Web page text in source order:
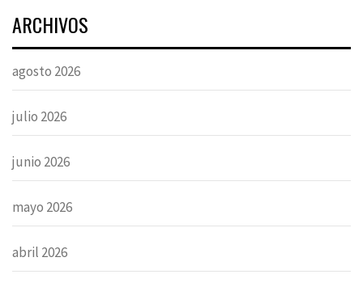
ARCHIVOS
agosto 2026
julio 2026
junio 2026
mayo 2026
abril 2026